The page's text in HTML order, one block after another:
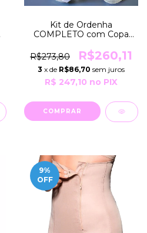
Kit de Ordenha
COMPLETO com Copa
UNIVERSAL para Bombas
Horigen
R$273,80 R$260,11
3 x de R$86,70 sem juros
R$ 247,10 no PIX
9%
OFF